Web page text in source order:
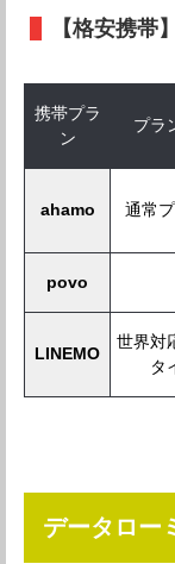
【格安携帯
携帯プラ
ン
プラ
ahamo 通常
povo
LINEMO
世界対
タ
データロー